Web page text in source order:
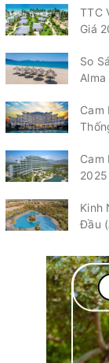
TTC
Giá
So
Cam
Cam
2025
Kinh
Đầu